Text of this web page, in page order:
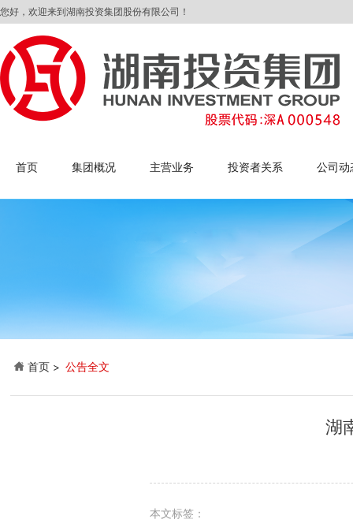
您好，欢迎来到湖南投资集团股份有限公司！
首页 集团概况 主营业务 投资者关系 公司动
首页 公告全文
湖
本文标签：